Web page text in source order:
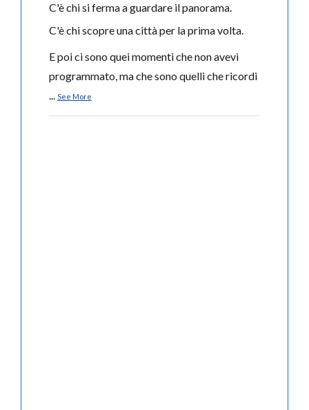
C'è chi si ferma a guardare il panorama.
C'è chi scopre una città per la prima volta.
E poi ci sono quei momenti che non avevi
programmato, ma che sono quelli che ricordi
... See More